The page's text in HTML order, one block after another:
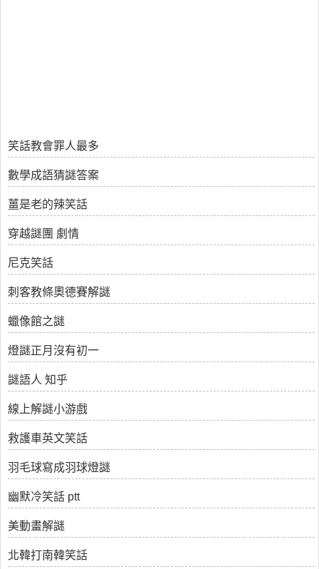
笑話教會罪人最多
數學成語猜謎答案
薑是老的辣笑話
穿越謎團 劇情
尼克笑話
刺客教條奧德賽解謎
蠟像館之謎
燈謎正月沒有初一
謎語人 知乎
線上解謎小游戲
救護車英文笑話
羽毛球寫成羽球燈謎
幽默冷笑話 ptt
美動畫解謎
北韓打南韓笑話